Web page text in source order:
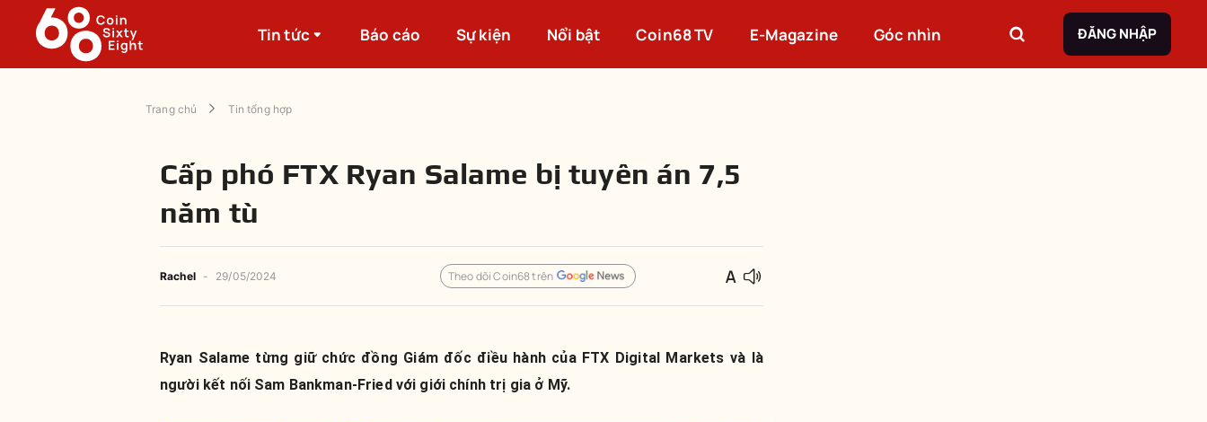
Tin tức Báo cáo Sự kiện Nổi bật Coin68 TV E-Magazine Góc nhìn ĐĂNG NHẬP
Trang chủ Tin tổng hợp
Cấp phó FTX Ryan Salame bị tuyên án 7,5
năm tù
Rachel - 29/05/2024 Theo dõi Coin68 trên
Ryan Salame từng giữ chức đồng Giám đốc điều hành của FTX Digital Markets và là
người kết nối Sam Bankman-Fried với giới chính trị gia ở Mỹ.